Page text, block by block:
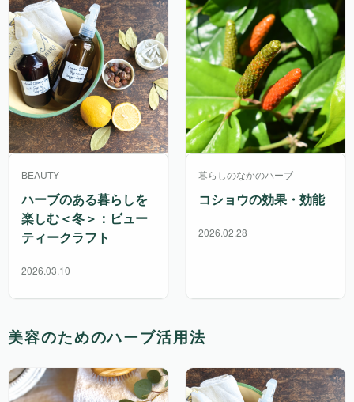
BEAUTY
ハーブのある暮らしを
楽しむ＜冬＞：ビュー
ティークラフト
2026.03.10
暮らしのなかのハーブ
コショウの効果・効能
2026.02.28
美容のためのハーブ活用法